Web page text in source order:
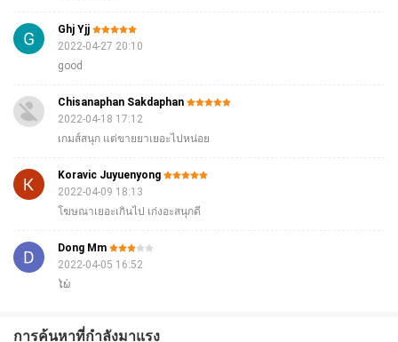
Ghj Yjj
2022-04-27 20:10
good
Chisanaphan Sakdaphan
2022-04-18 17:12
เกมส์สนุก แต่ขายยาเยอะไปหน่อย
Koravic Juyuenyong
2022-04-09 18:13
โฆษณาเยอะเกินไป เก่งอะสนุกดี
Dong Mm
2022-04-05 16:52
ໄພ່
การค้นหาที่กำลังมาแรง